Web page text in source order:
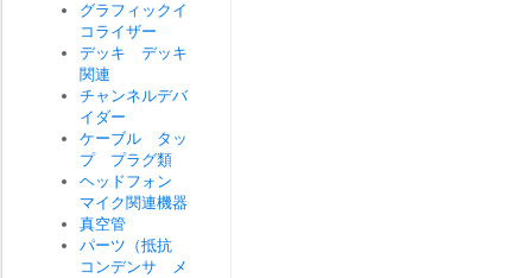
グラフィックイ
コライザー
デッキ デッキ
関連
チャンネルデバ
イダー
ケーブル タッ
プ プラグ類
ヘッドフォン
マイク関連機器
真空管
パーツ（抵抗
コンデンサ メ